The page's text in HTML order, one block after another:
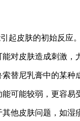
起皮肤的初始反应
对皮肤造成刺激
替尼乳膏中的某
可能较弱，更容
他皮肤问题，如湿